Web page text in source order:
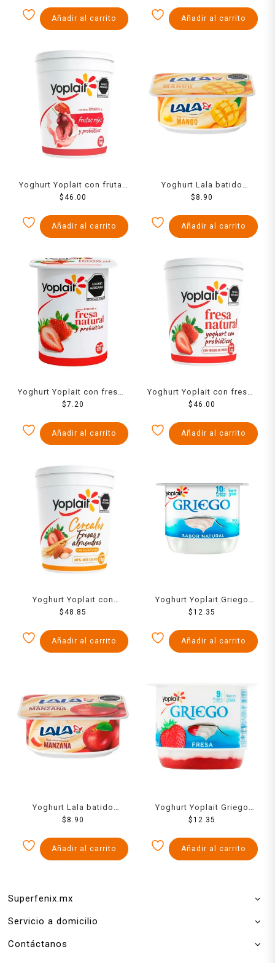
Añadir al carrito Añadir al carrito
Yoghurt Yoplait con frutas
rojas 1 kg
$46.00
Añadir al carrito
Yoghurt Lala batido
mango 120 g
$ 8.90
Añadir al carrito
Yoghurt Yoplait con fresas
125 g
$7.20
Añadir al carrito
Yoghurt Yoplait con fresas
1 kg
$46.00
Añadir al carrito
Yoghurt Yoplait con
cereales, fresas y
$48.85
Añadir al carrito
Yoghurt Yoplait Griego
natural bajo en grasa 145
$12.35
Añadir al carrito
Yoghurt Lala batido
manzana 120 g
$ 8.90
Añadir al carrito
Yoghurt Yoplait Griego
fresa bajo en grasa 145 g
$12.35
Añadir al carrito
Superfenix.mx
Servicio a domicilio
Contáctanos